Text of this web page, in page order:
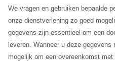
We vragen en gebruiken bepaalde
onze dienstverlening zo goed
gegevens zijn essentieel om een
leveren. Wanneer u deze
mogelijk om een overeenkomst